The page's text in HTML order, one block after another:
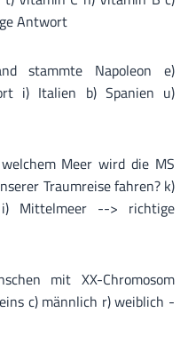
Antwort
stammte Napoleon e)
i) Italien b) Spanien u)
Meer wird die MS
Traumreise fahren? k)
i) Mittelmeer --> richtige
mit XX-Chromosom
c) männlich r) weiblich -